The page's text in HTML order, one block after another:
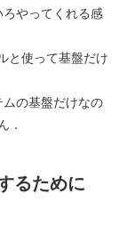
やってくれる感
と使って基盤だけ
の基盤だけなの
．
るために